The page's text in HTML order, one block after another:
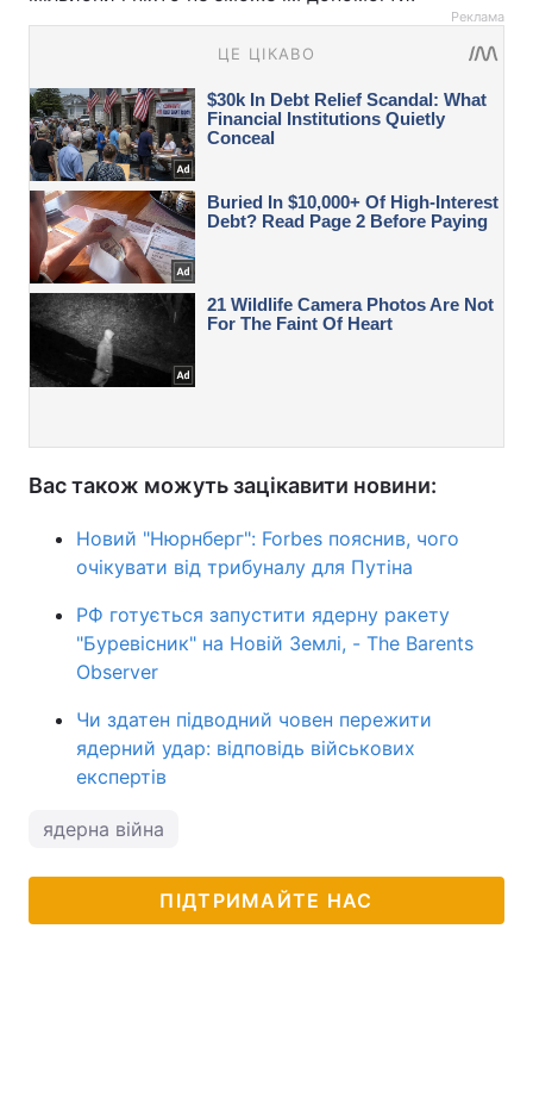
Реклама
Вас також можуть зацікавити новини:
Новий "Нюрнберг": Forbes пояснив, чого
очікувати від трибуналу для Путіна
РФ готується запустити ядерну ракету
"Буревісник" на Новій Землі, - The Barents
Observer
Чи здатен підводний човен пережити
ядерний удар: відповідь військових
експертів
ядерна війна
ПІДТРИМАЙТЕ НАС